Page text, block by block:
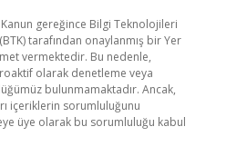
Kanun gereğince Bilgi Teknolojileri
tarafından onaylanmış bir Yer
vermektedir. Bu nedenle,
olarak denetleme veya
bulunmamaktadır. Ancak,
içeriklerin sorumluluğunu
üye olarak bu sorumluluğu kabul